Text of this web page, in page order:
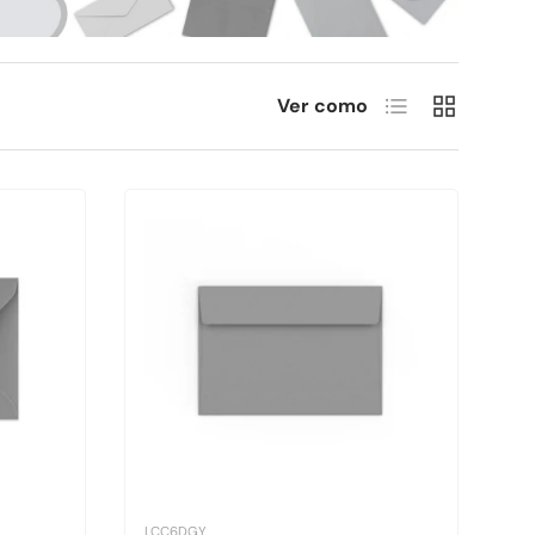
Ver como Lista Cuadrícula